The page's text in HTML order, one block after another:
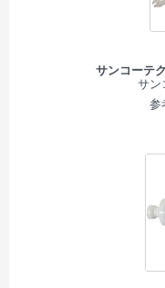
サンコーテ
サ
参